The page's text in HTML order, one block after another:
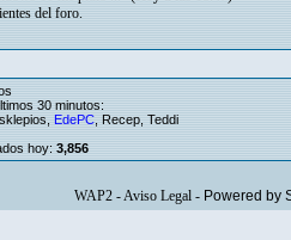
del foro.
30 minutos:
EdePC Recep Teddi
hoy: 3,856
WAP2-Aviso Legal- Powered by